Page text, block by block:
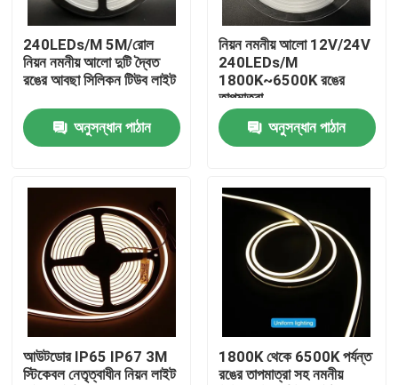
আমাদের সম্পর্কে
মান নিয়ন্ত্রণ
আমাদের সাথে যোগাযোগ করুন
খবর
উদ্ধৃতির জন্য আবেদন
LED নিয়ন স্ট্রিপ লাইট
240LEDs/M 5M/রোল
নিয়ন নমনীয় আলো দুটি দ্বৈত
রঙের আবছা সিলিকন টিউব লাইট
অনুসন্ধান পাঠান
নিয়ন নমনীয় আলো 12V/24V
240LEDs/M
1800K~6500K রঙের
তাপমাত্রা
অনুসন্ধান পাঠান
আউটডোর IP65 IP67 3M
স্টিকেবল নেতৃত্বাধীন নিয়ন লাইট
1800K থেকে 6500K পর্যন্ত
রঙের তাপমাত্রা সহ নমনীয়